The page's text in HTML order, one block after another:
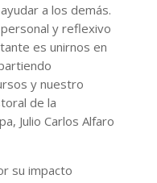
a los demás.
y reflexivo
es unirnos en
y nuestro
de la
Julio Carlos Alfaro
su impacto